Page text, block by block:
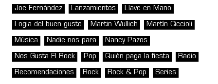
Joe Fernández Lanzamientos Llave en Mano
Logia del buen gusto Martin Wullich Martín Ciccioli
Música Nadie nos para Nancy Pazos
Nos Gusta El Rock Pop Quién paga la fiesta Radio
Recomendaciones Rock Rock & Pop Series